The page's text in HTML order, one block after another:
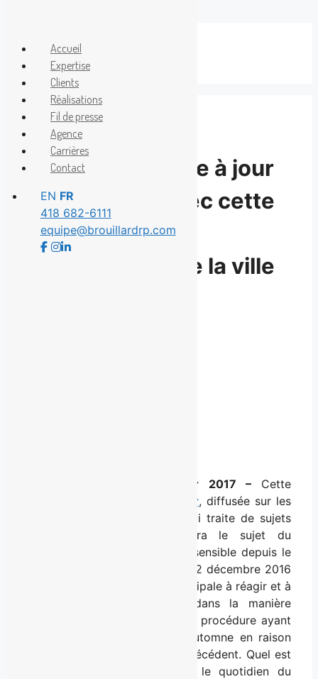
contenu
Menu
À l’émission Mise à jour
sur MAtv Québec cette
semaine : le
déneigement de la ville
Québec, le mardi 7 février 2017 – Cette
Mise à jour, diffusée sur les
et qui traite de sujets
d’actualité régionale, abordera le sujet du
déneigement à Québec, sujet sensible depuis le
début de l’hiver. Les ratés du 12 décembre 2016
ont forcé l’administration municipale à réagir et à
apporter des changements dans la manière
d’opérer en cas de tempête, la procédure ayant
été supposément revue cet automne en raison
des manquements de l’hiver précédent. Quel est
l’impact du déneigement sur le quotidien du
Accueil
Expertise
Clients
Réalisations
Fil de presse
Agence
Carrières
Contact
EN FR
418 682-6111
equipe@brouillardrp.com